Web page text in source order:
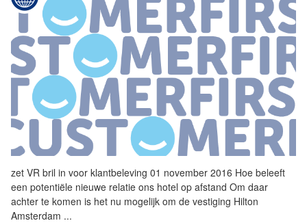
zet VR bril in voor klantbeleving 01 november 2016 Hoe beleeft
een potentiële nieuwe relatie ons hotel op afstand Om daar
achter te komen is het nu mogelijk om de vestiging Hilton
Amsterdam ...